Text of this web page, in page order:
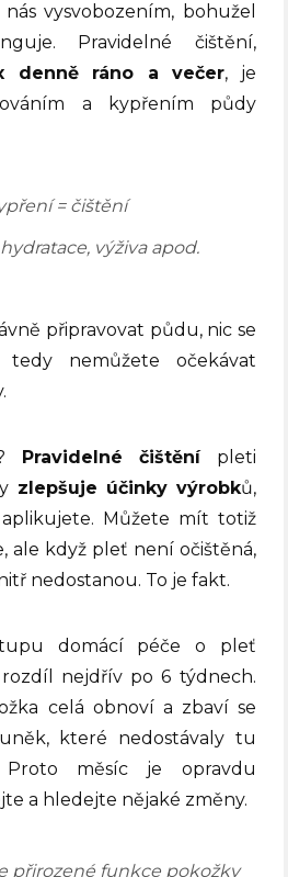
vysvobozením, bohužel
Pravidelné čištění,
denně ráno a večer, je
a kypřením půdy
= čištění
výživa apod.
připravovat půdu, nic se
nemůžete očekávat
Pravidelné čištěnípleti
zlepšuje účinky výrobků,
Můžete mít totiž
ale když pleť není očištěná,
nedostanou. To je fakt.
domácí péče o pleť
nejdřív po 6 týdnech.
celá obnoví a zbaví se
které nedostávaly tu
Proto měsíc je opravdu
a hledejte nějaké změny.
přirozené funkce pokožky